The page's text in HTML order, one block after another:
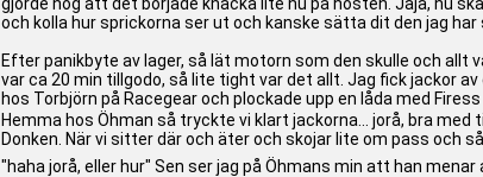
och kolla hur sprickorna ser ut och kanske sätta dit den jag har
Efter panikbyte av lager, så lät motorn som den skulle och
var ca 20 min tillgodo, så lite tight var det allt. Jag fick jackor
hos Torbjörn på Racegear och plockade upp en låda med
Hemma hos Öhman så tryckte vi klart jackorna... jorå, bra med
Donken. När vi sitter där och äter och skojar lite om pass och
"haha jorå, eller hur" Sen ser jag på Öhmans min att han menar